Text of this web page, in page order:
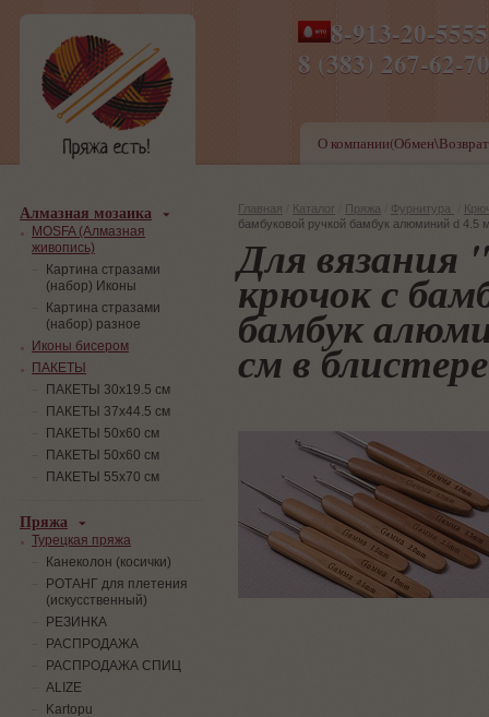
8-913-20-
8 (383) 267-
ПН-ПТ 8-17,СБ-ВС 9-
О
Главная Каталог Пряжа Фурнитура
бамбуковой ручкой бамбук алюминий d 4.5
Для вязания
крючок с
бамбук
см в блистере
Алмазная мозаика
MOSFA (Алмазная
живопись)
Картина стразами
(набор) Иконы
Картина стразами
(набор) разное
Иконы бисером
ПАКЕТЫ
ПАКЕТЫ 30х19.5 см
ПАКЕТЫ 37х44.5 см
ПАКЕТЫ 50х60 см
ПАКЕТЫ 50х60 см
ПАКЕТЫ 55х70 см
Пряжа
Турецкая пряжа
Канеколон (косички)
РОТАНГ для плетения
(искусственный)
PЕЗИНКА
РАСПРОДАЖА
РАСПРОДАЖА СПИЦ
ALIZE
Kartopu